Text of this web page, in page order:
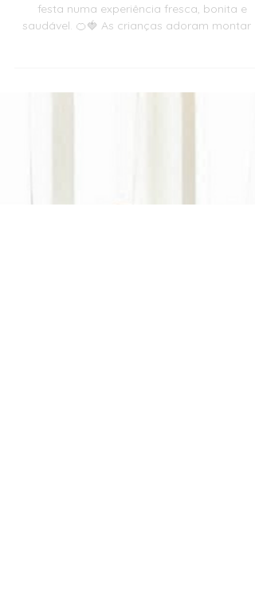
Águas Aromatizadas: Opções
de Bebidas Refrescantes e
hortelã 🍍 Ananás + gengibre 🍓 Morango +